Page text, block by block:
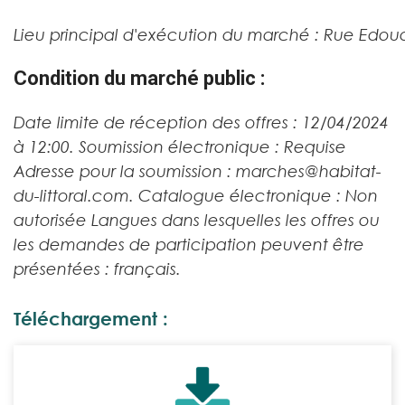
Lieu principal d'exécution du marché : Rue
Condition du marché public :
Date limite de réception des offres : 12/04/2024
à 12:00. Soumission électronique : Requise
Adresse pour la soumission : marches@habitat-
du-littoral.com. Catalogue électronique : Non
autorisée Langues dans lesquelles les offres ou
les demandes de participation peuvent être
présentées : français.
Téléchargement :